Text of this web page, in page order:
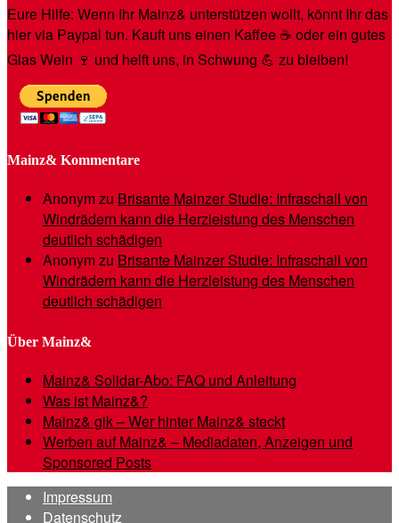
Eure Hilfe: Wenn Ihr Mainz& unterstützen wollt, könnt Ihr das
hier via Paypal tun. Kauft uns einen Kaffee ☕️ oder ein gutes
Glas Wein 🍷 und helft uns, in Schwung 💪 zu bleiben!
Mainz& Kommentare
Anonymzu Brisante Mainzer Studie: Infraschall von
Windrädern kann die Herzleistung des Menschen
deutlich schädigen
Anonymzu Brisante Mainzer Studie: Infraschall von
Windrädern kann die Herzleistung des Menschen
deutlich schädigen
Über Mainz&
Mainz& Solidar-Abo: FAQ und Anleitung
Was ist Mainz&?
Mainz& gik – Wer hinter Mainz& steckt
Werben auf Mainz& – Mediadaten, Anzeigen und
Sponsored Posts
Impressum
Datenschutz